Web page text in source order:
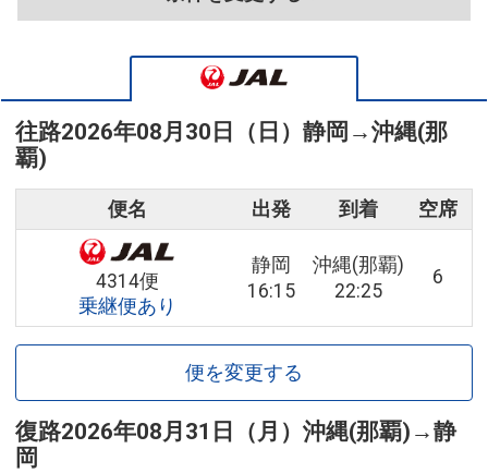
往路2026年08月30日（日） 静岡 →沖縄(那
覇)
便名 出発 到着 空席
4314便
乗継便あり
静岡
16:15
沖縄(那覇)
22:25
6
便を変更する
復路2026年08月31日（月） 沖縄(那覇) →静
岡